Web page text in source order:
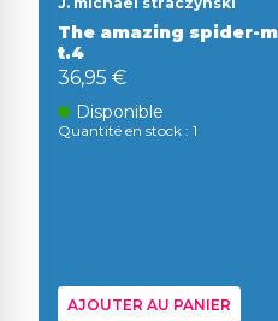
The amazing spider-
t.4
36,95 €
Disponible
Quantité en stock : 1
AJOUTER AU PANIER